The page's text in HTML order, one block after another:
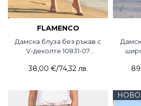
FLAMENCO
Дамска блуза без ръкав с
V-деколте 10831-07
38,00 €/74,32 лв.
НОВО